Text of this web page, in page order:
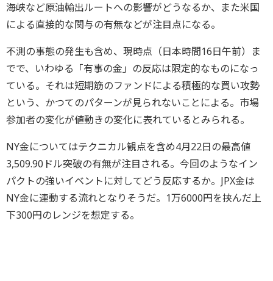
海峡など原油輸出ルートへの影響がどうなるか、また米国
による直接的な関与の有無などが注目点になる。
不測の事態の発生も含め、現時点（日本時間16日午前）ま
でで、いわゆる「有事の金」の反応は限定的なものになっ
ている。それは短期筋のファンドによる積極的な買い攻勢
という、かつてのパターンが見られないことによる。市場
参加者の変化が値動きの変化に表れているとみられる。
NY金についてはテクニカル観点を含め4月22日の最高値
3,509.90ドル突破の有無が注目される。今回のようなイン
パクトの強いイベントに対してどう反応するか。JPX金は
NY金に連動する流れとなりそうだ。1万6000円を挟んだ上
下300円のレンジを想定する。